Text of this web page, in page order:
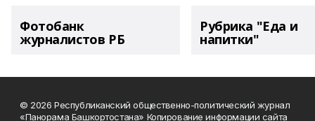
Фотобанк
журналистов РБ
Рубрика "Еда и
напитки"
© 2026 Республиканский общественно-политический журнал
«Панорама Башкортостана» Копирование информации сайта